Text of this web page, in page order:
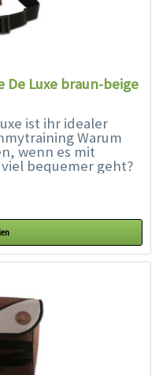
De Luxe braun-beige
ist ihr idealer
Warum
wenn es mit
bequemer geht?